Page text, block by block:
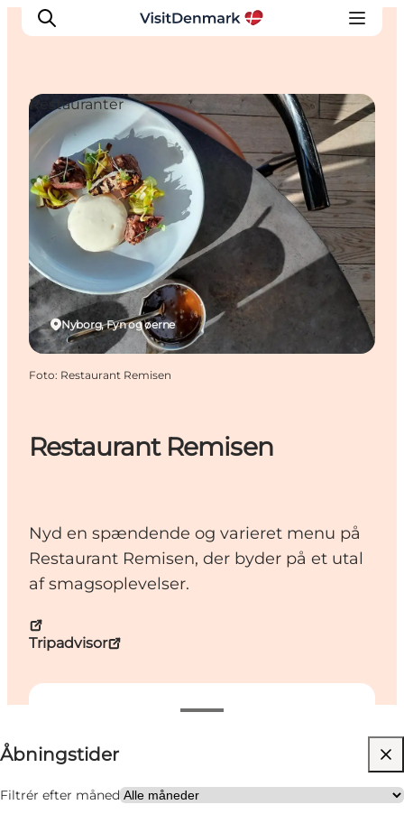
Inspiration
Destinationer
Oplevelser
Overnatning
Planlæg ferien
Restaurant Remisen
Nyd en spændende og varieret menu på
Restaurant Remisen, der byder på et utal
af smagsoplevelser.
Tripadvisor
Åbningstider
Filtrér efter måned
Besøg hjemmeside
Min virksomhed, Mig selv, Min partner, Venner
Nyborg, Fyn og øerne
Restauranter
Foto: Restaurant Remisen